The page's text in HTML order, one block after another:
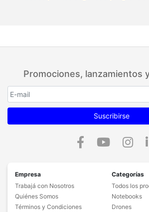
Promociones, lanzamientos
Suscribirse
Empresa
Trabajá con Nosotros
Quiénes Somos
Términos y Condiciones
Categorías
Todos los
Notebooks
Drones